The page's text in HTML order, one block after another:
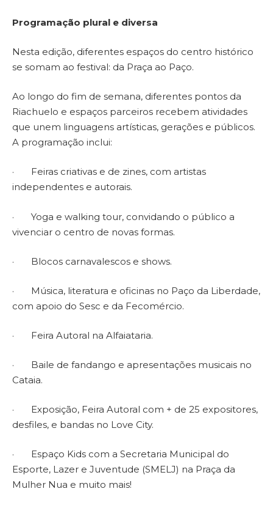
Programação plural e diversa
Nesta edição, diferentes espaços do centro histórico
se somam ao festival: da Praça ao Paço.
Ao longo do fim de semana, diferentes pontos da
Riachuelo e espaços parceiros recebem atividades
que unem linguagens artísticas, gerações e públicos.
A programação inclui:
· Feiras criativas e de zines, com artistas
independentes e autorais.
· Yoga e walking tour, convidando o público a
vivenciar o centro de novas formas.
· Blocos carnavalescos e shows.
· Música, literatura e oficinas no Paço da Liberdade,
com apoio do Sesc e da Fecomércio.
· Feira Autoral na Alfaiataria.
· Baile de fandango e apresentações musicais no
Cataia.
· Exposição, Feira Autoral com + de 25 expositores,
desfiles, e bandas no Love City.
· Espaço Kids com a Secretaria Municipal do
Esporte, Lazer e Juventude (SMELJ) na Praça da
Mulher Nua e muito mais!